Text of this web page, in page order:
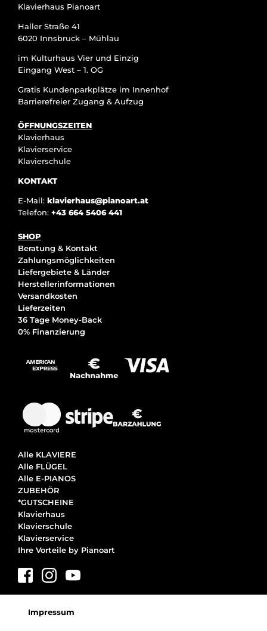
Klavierhaus Pianoart
Haller Straße 41
6020 Innsbruck – Mühlau
im Kulturhaus Vier und Einzig
Eingang West – 1. OG
Gratis Kundenparkplätze im Innenhof
Barrierefreier Zugang & Aufzug
ÖFFNUNGSZEITEN
Klavierhaus
Klavierservice
Klavierschule
KONTAKT
E-Mail: klavierhaus@pianoart.at
Telefon: +43 664 5406 441
SHOP
Beratung & Kontakt
Zahlungsmöglichkeiten
Liefergebiete & Länder
Herstellerinformationen
Versandkosten
Lieferzeiten
36 Tage Money-Back
0% Finanzierung
Alle KLAVIERE
Alle FLÜGEL
Alle E-PIANOS
ZUBEHÖR
*GUTSCHEINE
Klavierhaus
Klavierschule
Klavierservice
Ihre Vorteile by Pianoart
Impressum